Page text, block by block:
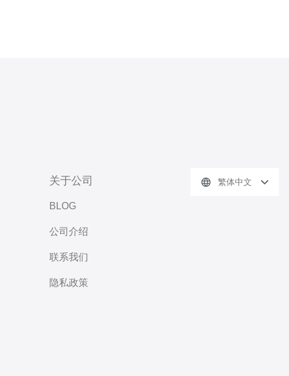
关于公司
BLOG
公司介绍
联系我们
隐私政策
繁体中文